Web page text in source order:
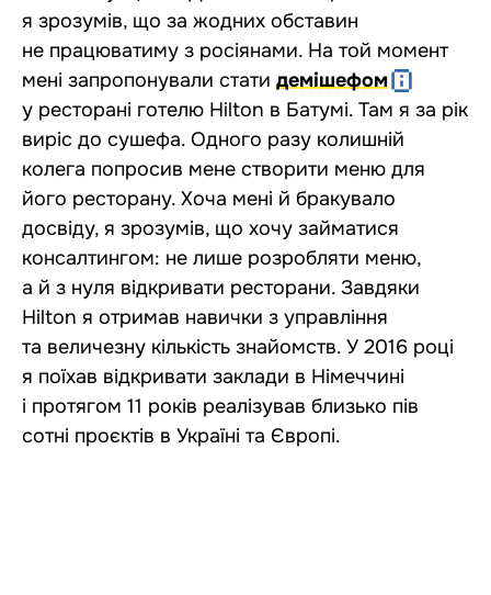
я зрозумів, що за жодних обставин
не працюватиму з росіянами. На той момент
мені запропонували стати демішефом
у ресторані готелю Hilton в Батумі. Там я за рік
виріс до сушефа. Одного разу колишній
колега попросив мене створити меню для
його ресторану. Хоча мені й бракувало
досвіду, я зрозумів, що хочу займатися
консалтингом: не лише розробляти меню,
а й з нуля відкривати ресторани. Завдяки
Hilton я отримав навички з управління
та величезну кількість знайомств. У 2016 році
я поїхав відкривати заклади в Німеччині
і протягом 11 років реалізував близько пів
сотні проєктів в Україні та Європі.